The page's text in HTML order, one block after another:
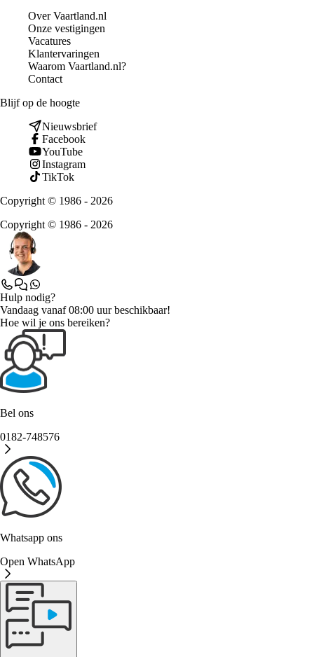
Over Vaartland.nl
Onze vestigingen
Vacatures
Klantervaringen
Waarom Vaartland.nl?
Contact
Blijf op de hoogte
Nieuwsbrief
Facebook
YouTube
Instagram
TikTok
Copyright © 1986 - 2026
Copyright © 1986 - 2026
Hulp nodig?
Vandaag vanaf 08:00 uur beschikbaar!
Hoe wil je ons bereiken?
Bel ons
0182-748576
Whatsapp ons
Open WhatsApp